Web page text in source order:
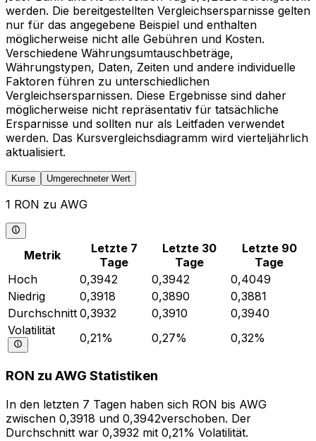
werden. Die bereitgestellten Vergleichsersparnisse gelten
nur für das angegebene Beispiel und enthalten
möglicherweise nicht alle Gebühren und Kosten.
Verschiedene Währungsumtauschbeträge,
Währungstypen, Daten, Zeiten und andere individuelle
Faktoren führen zu unterschiedlichen
Vergleichsersparnissen. Diese Ergebnisse sind daher
möglicherweise nicht repräsentativ für tatsächliche
Ersparnisse und sollten nur als Leitfaden verwendet
werden. Das Kursvergleichsdiagramm wird vierteljährlich
aktualisiert.
Kurse Umgerechneter Wert
1 RON zu AWG
Metrik
Letzte 7
Tage
Letzte 30
Tage
Letzte 90
Tage
Hoch
0,3942 0,3942
0,4049
Niedrig
0,3918 0,3890
0,3881
Durchschnitt 0,3932 0,3910
0,3940
Volatilität
0,21% 0,27% 0,32%
RON zu AWG Statistiken
In den letzten 7 Tagen haben sich RON bis AWG
zwischen 0,3918 und 0,3942verschoben. Der
Durchschnitt war 0,3932 mit 0,21% Volatilität.